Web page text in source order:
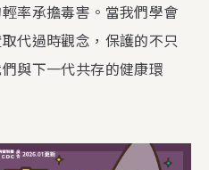
率承擔毒害。當我們學會
代過時觀念，保護的不只
與下一代共存的健康環